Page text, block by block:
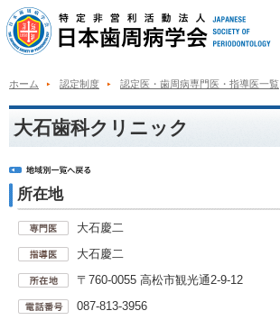
ホーム 認定制度 認定医・歯周病専門医・指導医一覧
大石歯科クリニック
所在地
大石慶二
大石慶二
〒760-0055 高松市観光通2-9-12
087-813-3956